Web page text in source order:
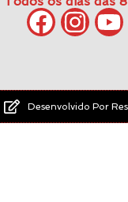
Desenvolvido Por